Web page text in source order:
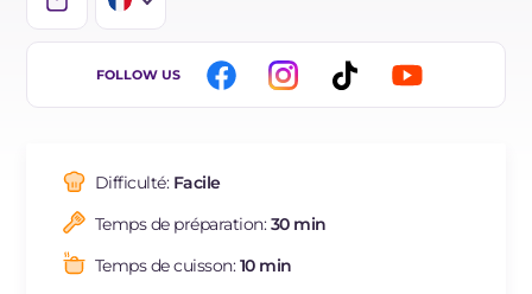
IT
ES
BR
NL
FOLLOW US
Difficulté: Facile
Temps de préparation:30 min
Temps de cuisson:10 min